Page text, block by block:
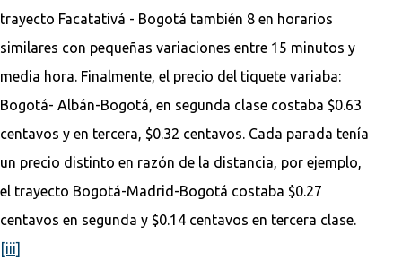
trayecto Facatativá - Bogotá también 8 en horarios
similares con pequeñas variaciones entre 15 minutos y
media hora. Finalmente, el precio del tiquete variaba:
Bogotá- Albán-Bogotá, en segunda clase costaba $0.63
centavos y en tercera, $0.32 centavos. Cada parada tenía
un precio distinto en razón de la distancia, por ejemplo,
el trayecto Bogotá-Madrid-Bogotá costaba $0.27
centavos en segunda y $0.14 centavos en tercera clase.
[iii]